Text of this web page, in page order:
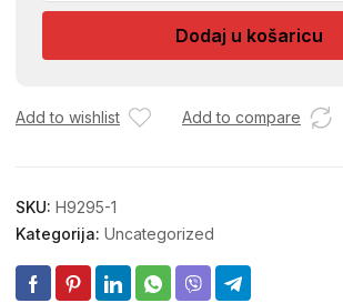
OKRUGLA
količina
Dodaj u košaricu
Add to wishlist Add to compare
SKU: H9295-1
Kategorija: Uncategorized